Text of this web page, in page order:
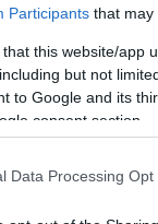
Participants that may
that this website/app
but not
to Google and its
consent section.
Data Processing Opt
ο Γιώργος
σε
του
πορεία